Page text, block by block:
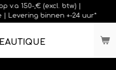
v.a 150-,€ (excl. btw) |
Levering binnen +-24 uur*